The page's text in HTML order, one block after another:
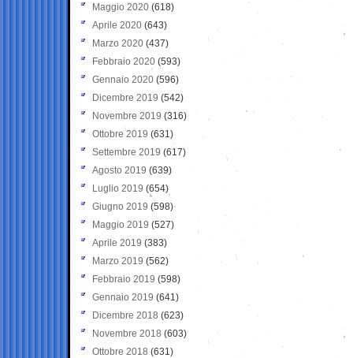
Maggio 2020 (618)
Aprile 2020 (643)
Marzo 2020 (437)
Febbraio 2020 (593)
Gennaio 2020 (596)
Dicembre 2019 (542)
Novembre 2019 (316)
Ottobre 2019 (631)
Settembre 2019 (617)
Agosto 2019 (639)
Luglio 2019 (654)
Giugno 2019 (598)
Maggio 2019 (527)
Aprile 2019 (383)
Marzo 2019 (562)
Febbraio 2019 (598)
Gennaio 2019 (641)
Dicembre 2018 (623)
Novembre 2018 (603)
Ottobre 2018 (631)